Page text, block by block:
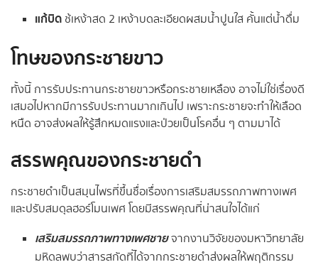
แก้บิด ช้เหง้าสด 2 เหง้าบดละเอียดผสมน้ำปูนใส คั้นแต่น้ำดื่ม
โทษของกระชายขาว
ทั้งนี้ การรับประทานกระชายขาวหรือกระชายเหลือง อาจไม่ใช่เรื่องดี
เสมอไปหากมีการรับประทานมากเกินไป เพราะกระชายจะทำให้เลือด
หนืด อาจส่งผลให้รู้สึกหมดแรงและป่วยเป็นโรคอื่น ๆ ตามมาได้
สรรพคุณของกระชายดำ
กระชายดำเป็นสมุนไพรที่ขึ้นชื่อเรื่องการเสริมสมรรถภาพทางเพศ
และปรับสมดุลฮอร์โมนเพศ โดยมีสรรพคุณที่น่าสนใจได้แก่
เสริมสมรรถภาพทางเพศชายจากงานวิจัยของมหาวิทยาลัย
มหิดลพบว่าสารสกัดที่ได้จากกระชายดำส่งผลให้พฤติกรรม